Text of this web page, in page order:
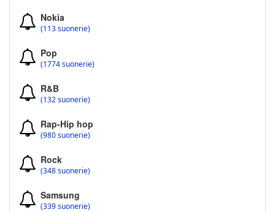
Nokia
(113 suonerie)
Pop
(1774 suonerie)
R&B
(132 suonerie)
Rap-Hip hop
(980 suonerie)
Rock
(348 suonerie)
Samsung
(339 suonerie)